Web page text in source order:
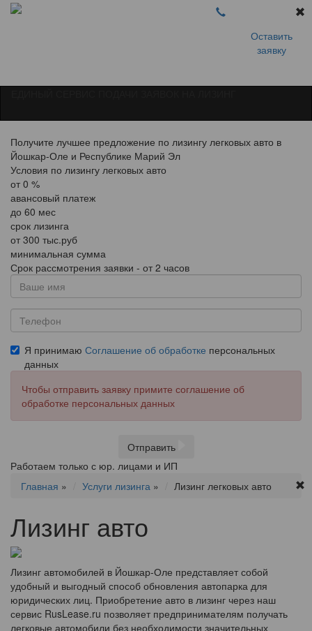
Оставить
заявку
Получите лучшее предложение по лизингу легковых авто в
Йошкар-Оле и Республике Марий Эл
Условия по лизингу легковых авто
от 0 %
авансовый платеж
до 60 мес
срок лизинга
от 300 тыс.руб
минимальная сумма
Срок рассмотрения заявки - от 2 часов
Я принимаю Соглашение об обработке персональных
данных
Чтобы отправить заявку примите соглашение об
обработке персональных данных
Отправить
Работаем только с юр. лицами и ИП
Главная » Услуги лизинга » Лизинг легковых авто
Лизинг авто
Лизинг автомобилей в Йошкар-Оле представляет собой
удобный и выгодный способ обновления автопарка для
юридических лиц. Приобретение авто в лизинг через наш
сервис RusLease.ru позволяет предпринимателям получать
легковые автомобили без необходимости значительных